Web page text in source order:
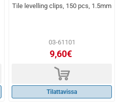
Tile levelling clips, 150 pcs, 1.5mm
03-61101
9,60€
d
Tilattavissa